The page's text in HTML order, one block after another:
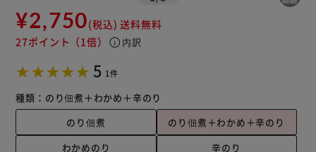
¥2,750(税込) 送料無料
27ポイント （1倍） info 内訳
5 1件
種類： のり佃煮＋わかめ＋辛のり
のり佃煮
のり佃煮＋わかめ＋辛のり
わかめのり
辛のり